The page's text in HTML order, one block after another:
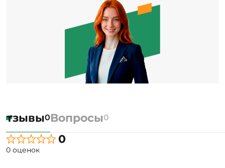
0Вопросы0
0
0 оценок